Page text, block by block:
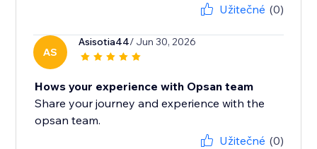
Užitečné (0)
AS
Asisotia44/ Jun 30, 2026
Hows your experience with Opsan team
Share your journey and experience with the
opsan team.
Užitečné (0)